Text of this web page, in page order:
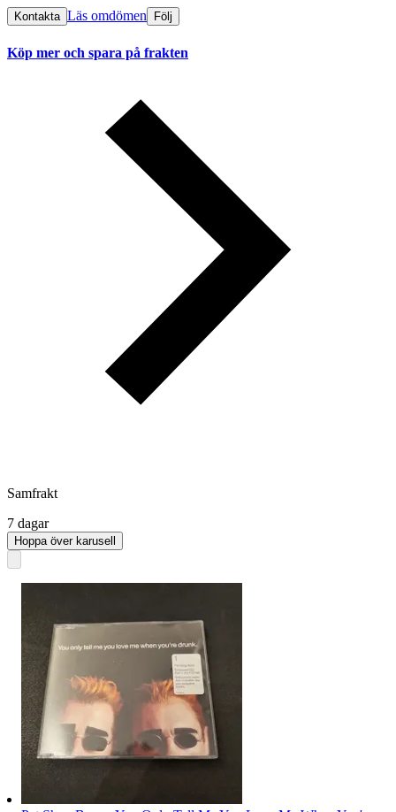
Kontakta Läs omdömen Följ
Köp mer och spara på frakten
Samfrakt
7 dagar
Hoppa över karusell